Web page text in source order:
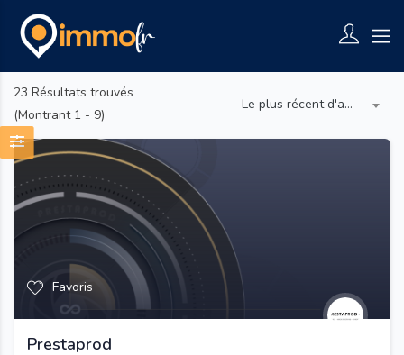
23 Résultats trouvés
(Montrant 1 - 9)
Le plus récent d'abord
Favoris
Prestaprod